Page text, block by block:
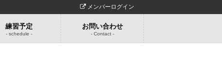
メンバーログイン
練習予定
- schedule -
お問い合わせ
- Contact -